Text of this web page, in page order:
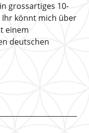
grossartiges 10-
Ihr könnt mich über
einem
deutschen